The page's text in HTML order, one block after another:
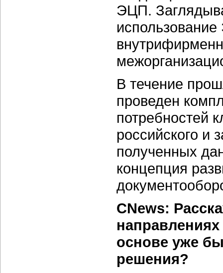
ЭЦП.
В течение
проведен
потребностей
российского и
полученных
концепция
CNews:
основе уже
решения?